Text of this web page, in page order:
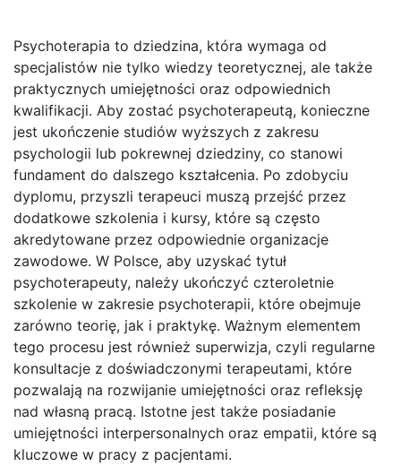
Psychoterapia to dziedzina, która wymaga od
specjalistów nie tylko wiedzy teoretycznej, ale także
praktycznych umiejętności oraz odpowiednich
kwalifikacji. Aby zostać psychoterapeutą, konieczne
jest ukończenie studiów wyższych z zakresu
psychologii lub pokrewnej dziedziny, co stanowi
fundament do dalszego kształcenia. Po zdobyciu
dyplomu, przyszli terapeuci muszą przejść przez
dodatkowe szkolenia i kursy, które są często
akredytowane przez odpowiednie organizacje
zawodowe. W Polsce, aby uzyskać tytuł
psychoterapeuty, należy ukończyć czteroletnie
szkolenie w zakresie psychoterapii, które obejmuje
zarówno teorię, jak i praktykę. Ważnym elementem
tego procesu jest również superwizja, czyli regularne
konsultacje z doświadczonymi terapeutami, które
pozwalają na rozwijanie umiejętności oraz refleksję
nad własną pracą. Istotne jest także posiadanie
umiejętności interpersonalnych oraz empatii, które są
kluczowe w pracy z pacjentami.